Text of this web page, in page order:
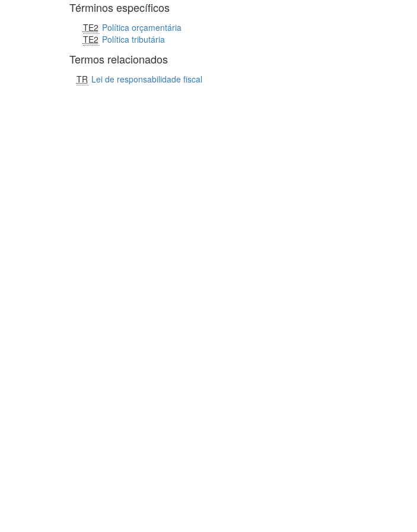
Términos específicos
TE2 Política orçamentária
TE2 Política tributária
Termos relacionados
TR Lei de responsabilidade fiscal